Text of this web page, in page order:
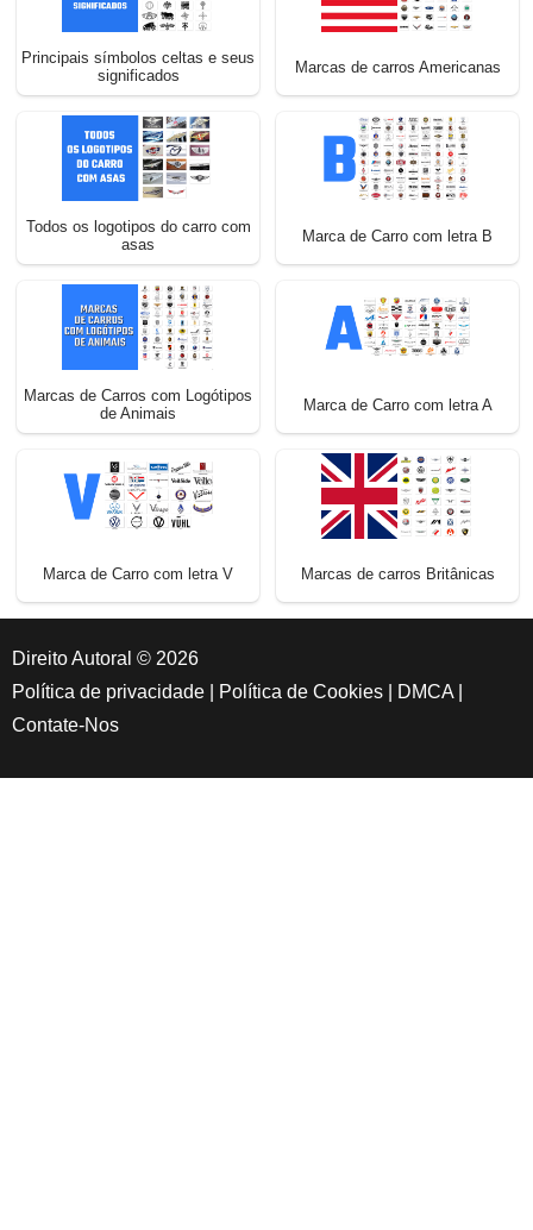
Principais símbolos celtas e seus
significados
Marcas de carros Americanas
Todos os logotipos do carro com
asas
Marca de Carro com letra B
Marcas de Carros com Logótipos
de Animais
Marca de Carro com letra A
Marca de Carro com letra V Marcas de carros Britânicas
Direito Autoral © 2026
Política de privacidade
Política de Cookies DMCA
Contate-Nos